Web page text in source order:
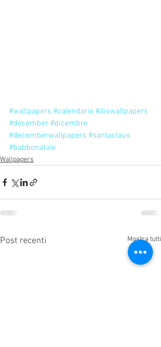
#wallpapers #calendario #iliswallpapers
#december #dicembre
#decemberwallpapers #santaclaus
#babbonatale
Wallpapers
Post recenti Mostra tutti